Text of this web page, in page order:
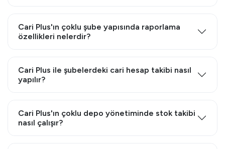
Cari Plus'ın çoklu şube yapısında raporlama
özellikleri nelerdir?
Cari Plus ile şubelerdeki cari hesap takibi nasıl
yapılır?
Cari Plus'ın çoklu depo yönetiminde stok takibi
nasıl çalışır?